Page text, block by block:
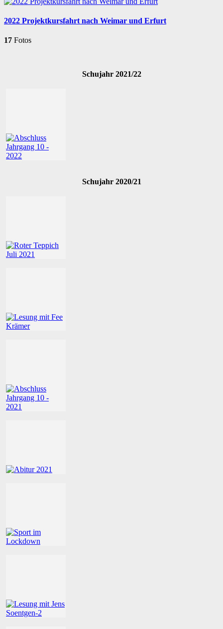
2022 Projektkursfahrt nach Weimar und Erfurt
17 Fotos
Schujahr 2021/22
Schujahr 2020/21